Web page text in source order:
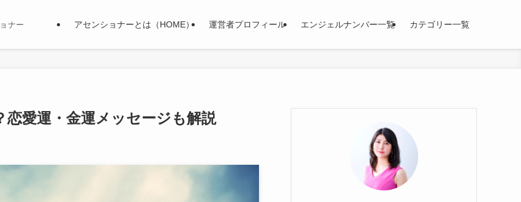
ナー アセンショナーとは（HOME） 運営者プロフィール エンジェルナンバー一覧 カテゴリー一覧
愛運・金運メッセージも解説